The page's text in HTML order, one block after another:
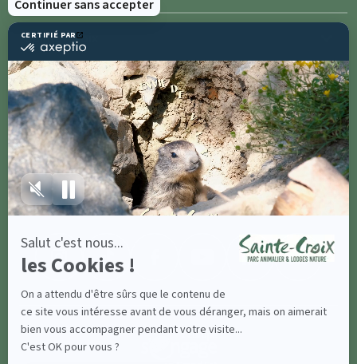
Sainte-Croix
Contactez-nous
Partagez avec
#parcsaintecroix